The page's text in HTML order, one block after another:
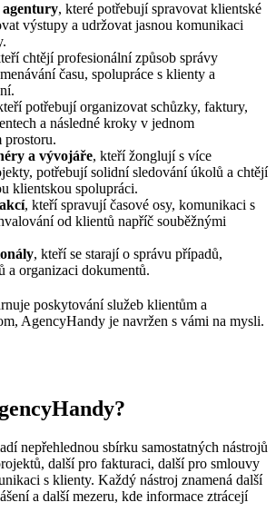
, které potřebují spravovat klientské
výstupy a udržovat jasnou komunikaci
chtějí profesionální způsob správy
času, spolupráce s klienty a
potřebují organizovat schůzky, faktury,
a následné kroky v jednom
prostoru.
a vývojáře, kteří žonglují s více
potřebují solidní sledování úkolů a chtějí
klientskou spolupráci.
, kteří spravují časové osy, komunikaci s
od klientů napříč souběžnými
, kteří se starají o správu případů,
a organizaci dokumentů.
poskytování služeb klientům a
AgencyHandy je navržen s vámi na mysli.
nepřehlednou sbírku samostatných nástrojů
další pro fakturaci, další pro smlouvy
s klienty. Každý nástroj znamená další
a další mezeru, kde informace ztrácejí